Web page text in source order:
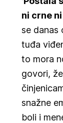
ni crne
se danas
tuđa
to mora
govori,
snažne
boli i